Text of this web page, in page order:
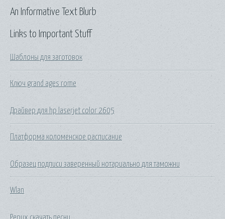
Links to Important Stuff
Шаблоны для заготовок
Ключ grand ages rome
Драйвер для hp laserjet color 2605
Платформа коломенское расписание
Образец подписи заверенный нотариально для таможни
Wlan
Рерих скачать песни
An Informative Text Blurb